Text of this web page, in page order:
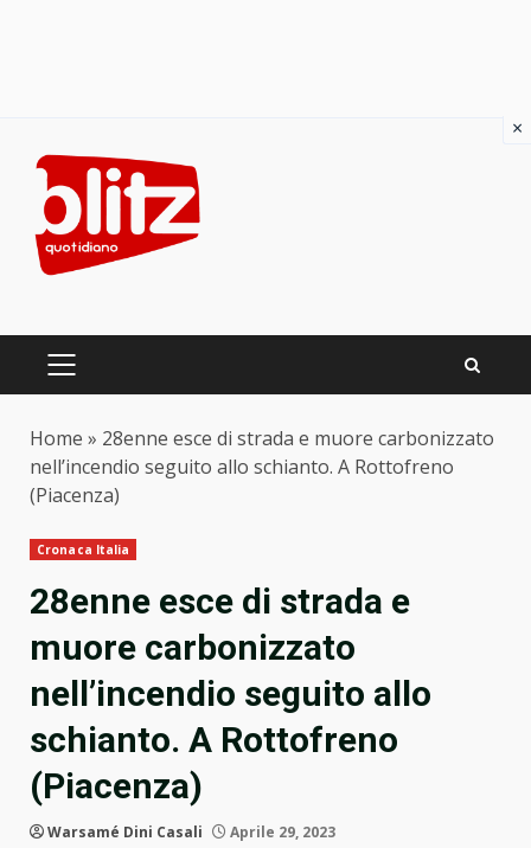
content
PRIMARY
Home » 28enne esce di strada e muore carbonizzato
nell’incendio seguito allo schianto. A Rottofreno
(Piacenza)
Cronaca Italia
28enne esce di strada e
muore carbonizzato
nell’incendio seguito allo
schianto. A Rottofreno
(Piacenza)
Warsamé Dini Casali Aprile 29, 2023
×